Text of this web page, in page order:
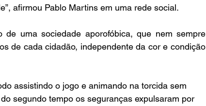
afirmou Pablo Martins em uma rede social.
uma sociedade aporofóbica, que nem sempre
de cada cidadão, independente da cor e condição
assistindo o jogo e animando na torcida sem
segundo tempo os seguranças expulsaram por